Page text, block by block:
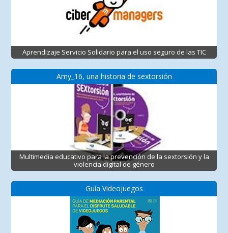
Aprendizaje Servicio Solidario para el uso seguro de las TIC
Amy_16, una historia de sextorsión
Multimedia educativo para la prevención de la sextorsión y la
violencia digital de género
Guía Videojuegos